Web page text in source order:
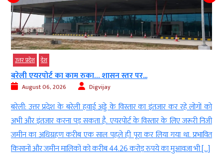
उत्तर प्रदेश देश
बरेली एयरपोर्ट का काम रुका… शासन स्तर पर...
August 06, 2026 Digvijay
बरेली: उत्तर प्रदेश के बरेली हवाई अड्डे के विस्तार का इंतजार कर रहे लोगों को
अभी और इंतजार करना पड़ सकता है. एयरपोर्ट के विस्तार के लिए जरूरी निजी
जमीन का अधिग्रहण करीब एक साल पहले ही पूरा कर लिया गया था. प्रभावित
किसानों और जमीन मालिकों को करीब 44.26 करोड़ रुपये का मुआवजा भी […]